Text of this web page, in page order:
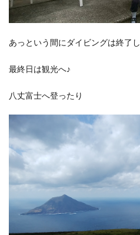
あっという間にダイビングは終了し
最終日は観光へ♪
八丈富士へ登ったり